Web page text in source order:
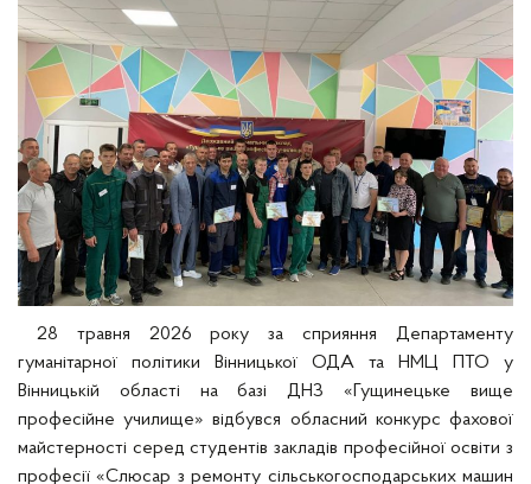
28 травня 2026 року за сприяння Департаменту
гуманітарної політики Вінницької ОДА та НМЦ ПТО у
Вінницькій області на базі ДНЗ «Гущинецьке вище
професійне училище» відбувся обласний конкурс фахової
майстерності серед студентів закладів професійної освіти з
професії «Слюсар з ремонту сільськогосподарських машин